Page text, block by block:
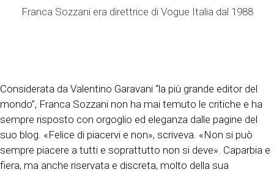
Franca Sozzani era direttrice di Vogue Italia dal 1988
Considerata da Valentino Garavani “la più grande editor del
mondo”, Franca Sozzani non ha mai temuto le critiche e ha
sempre risposto con orgoglio ed eleganza dalle pagine del
suo blog. «Felice di piacervi e non», scriveva. «Non si può
sempre piacere a tutti e soprattutto non si deve». Caparbia e
fiera, ma anche riservata e discreta, molto della sua